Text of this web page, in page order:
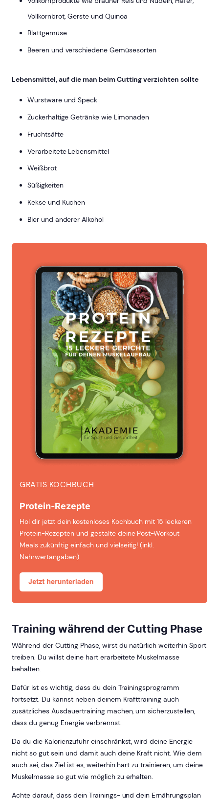
Vollkornbrot, Gerste und Quinoa
Blattgemüse
Beeren und verschiedene Gemüsesorten
Lebensmittel, auf die man beim Cutting verzichten sollte
Wurstware und Speck
Zuckerhaltige Getränke wie Limonaden
Fruchtsäfte
Verarbeitete Lebensmittel
Weißbrot
Süßigkeiten
Kekse und Kuchen
Bier und anderer Alkohol
GRATIS KOCHBUCH
Protein-Rezepte
Hol dir jetzt dein kostenloses Kochbuch mit 15 leckeren
Protein-Rezepten und gestalte deine Post-Workout
Meals zukünftig einfach und vielseitig! (inkl.
Nährwertangaben)
Training während der Cutting Phase
Während der Cutting Phase, wirst du natürlich weiterhin Sport
treiben. Du willst deine hart erarbeitete Muskelmasse
behalten.
Dafür ist es wichtig, dass du dein Trainingsprogramm
fortsetzt. Du kannst neben deinem Krafttraining auch
zusätzliches Ausdauertraining machen, um sicherzustellen,
dass du genug Energie verbrennst.
Da du die Kalorienzufuhr einschränkst, wird deine Energie
nicht so gut sein und damit auch deine Kraft nicht. Wie dem
auch sei, das Ziel ist es, weiterhin hart zu trainieren, um deine
Muskelmasse so gut wie möglich zu erhalten.
Achte darauf, dass dein Trainings- und dein Ernährungsplan